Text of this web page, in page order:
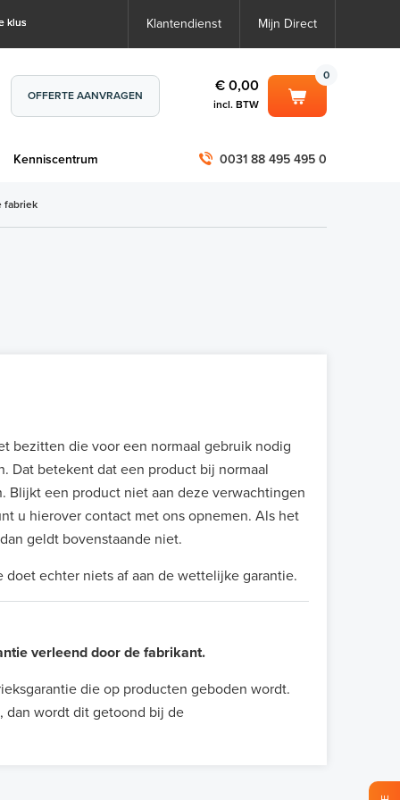
klus Klantendienst Mijn Direct
OFFERTE AANVRAGEN
0
€ 0,00
incl. BTW
Kenniscentrum
€ 0,00 0031 88 495 495 0
fabriek
bezitten die voor een normaal gebruik nodig
Dat betekent dat een product bij normaal
Blijkt een product niet aan deze verwachtingen
u hierover contact met ons opnemen. Als het
geldt bovenstaande niet.
echter niets af aan de wettelijke garantie.
verleend door de fabrikant.
die op producten geboden wordt.
dan wordt dit getoond bij de